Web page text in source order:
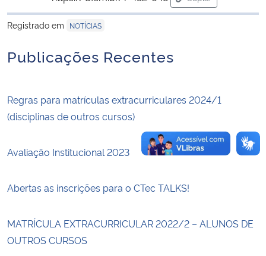
Secretaria de Governo
Gabinete de Segurança Institucional
Advocacia-Geral da União
Banco Central do Brasil
para área de
Registrado em
NOTÍCIAS
Publicações Recentes
Regras para matrículas extracurriculares 2024/1
(disciplinas de outros cursos)
Avaliação Institucional 2023
Abertas as inscrições para o CTec TALKS!
MATRÍCULA EXTRACURRICULAR 2022/2 – ALUNOS DE
OUTROS CURSOS